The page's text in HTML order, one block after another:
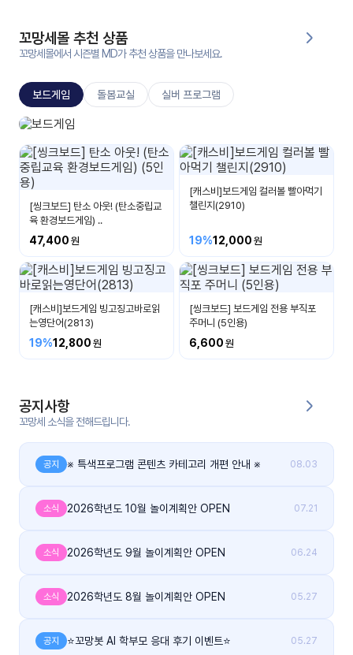
생
교
원
온라
인 강
줌
무료
강의
및
세미
나
강의
자료
뮤
니
공지
이벤
이야
기
게시
판
인스
꼬망세몰 추천 상품
꼬망세몰에서 시즌별 MD가 추천 상품을 만나보세요.
보드게임 돌봄교실 실버 프로그램
보드게임
생각이 자라나요
[씽크보드] 탄소 아웃! (탄소중립교
육 환경보드게임) ..
47,400
[캐스비]보드게임 컬러볼 빨아먹기
챌린지(2910)
19%12,000
[캐스비]보드게임 빙고징고바로읽
는영단어(2813)
19%12,800
[씽크보드] 보드게임 전용 부직포
주머니 (5인용)
6,600
공지사항
꼬망세 소식을 전해드립니다.
공지 ※ 특색프로그램 콘텐츠 카테고리 개편 안내 ※ 08.03
소식 2026학년도 10월 놀이계획안 OPEN 07.21
소식 2026학년도 9월 놀이계획안 OPEN 06.24
소식 2026학년도 8월 놀이계획안 OPEN 05.27
공지 ⭐꼬망봇 AI 학부모 응대 후기 이벤트⭐ 05.27